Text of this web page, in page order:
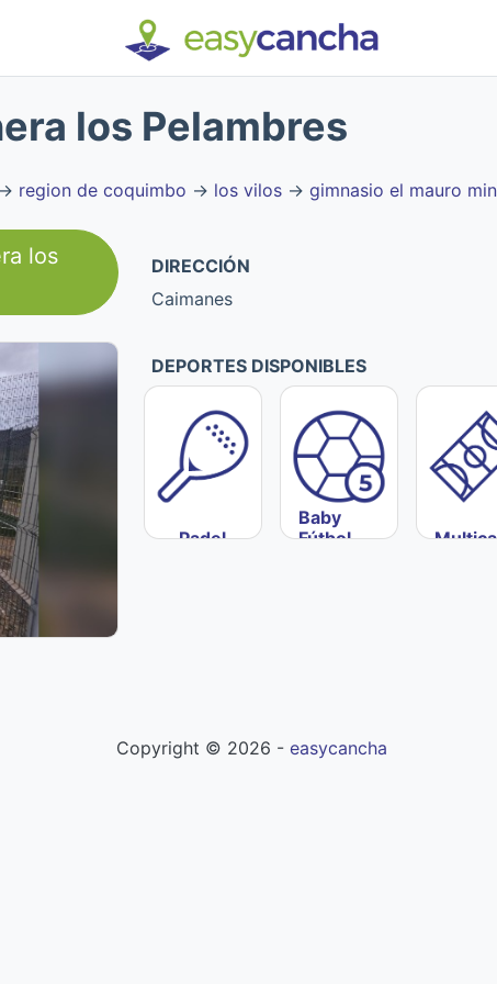
los Pelambres
→ region de coquimbo → los vilos → gimnasio el mauro
los
DIRECCIÓN
Caimanes
DEPORTES DISPONIBLES
Padel
Baby
Fútbol
Copyright © 2026 - easycancha